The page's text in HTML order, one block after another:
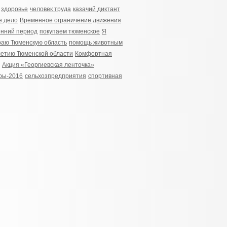
здоровье человек труда казачий диктант
дело Временное ограничение движения
период покупаем тюменское Я
Тюменскую область помощь животным
Тюменской области Комфортная
Акция «Георгиевская ленточка»
2016 сельхозпредприятия спортивная